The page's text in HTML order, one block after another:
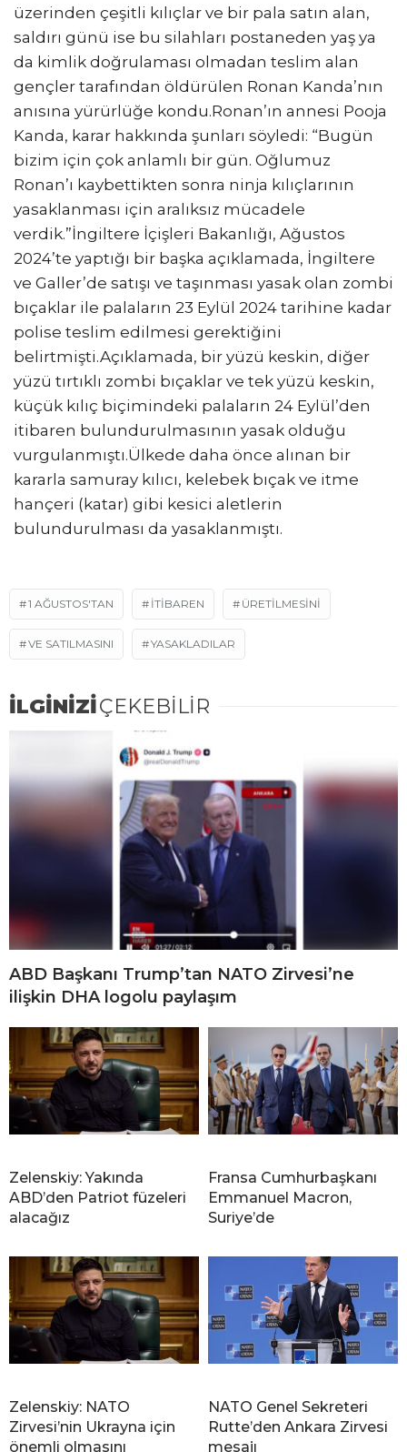
üzerinden çeşitli kılıçlar ve bir pala satın alan,
saldırı günü ise bu silahları postaneden yaş ya
da kimlik doğrulaması olmadan teslim alan
gençler tarafından öldürülen Ronan Kanda’nın
anısına yürürlüğe kondu.Ronan’ın annesi Pooja
Kanda, karar hakkında şunları söyledi: “Bugün
bizim için çok anlamlı bir gün. Oğlumuz
Ronan’ı kaybettikten sonra ninja kılıçlarının
yasaklanması için aralıksız mücadele
verdik.”İngiltere İçişleri Bakanlığı, Ağustos
2024’te yaptığı bir başka açıklamada, İngiltere
ve Galler’de satışı ve taşınması yasak olan zombi
bıçaklar ile palaların 23 Eylül 2024 tarihine kadar
polise teslim edilmesi gerektiğini
belirtmişti.Açıklamada, bir yüzü keskin, diğer
yüzü tırtıklı zombi bıçaklar ve tek yüzü keskin,
küçük kılıç biçimindeki palaların 24 Eylül’den
itibaren bulundurulmasının yasak olduğu
vurgulanmıştı.Ülkede daha önce alınan bir
kararla samuray kılıcı, kelebek bıçak ve itme
hançeri (katar) gibi kesici aletlerin
bulundurulması da yasaklanmıştı.
1 AĞUSTOS'TAN İTIBAREN ÜRETILMESINI
VE SATILMASINI YASAKLADILAR
İLGİNİZİÇEKEBİLİR
ABD Başkanı Trump’tan NATO Zirvesi’ne
ilişkin DHA logolu paylaşım
Zelenskiy: Yakında
ABD’den Patriot füzeleri
alacağız
Fransa Cumhurbaşkanı
Emmanuel Macron,
Suriye’de
Zelenskiy: NATO
Zirvesi’nin Ukrayna için
önemli olmasını
NATO Genel Sekreteri
Rutte’den Ankara Zirvesi
mesajı